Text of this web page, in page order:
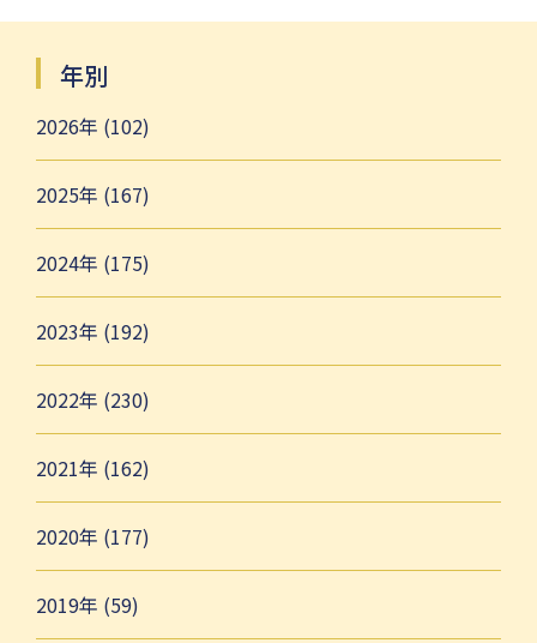
年別
2026年 (102)
2025年 (167)
2024年 (175)
2023年 (192)
2022年 (230)
2021年 (162)
2020年 (177)
2019年 (59)